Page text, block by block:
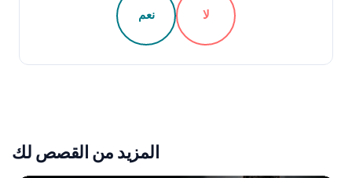
نعم لا
المزيد من القصص لك